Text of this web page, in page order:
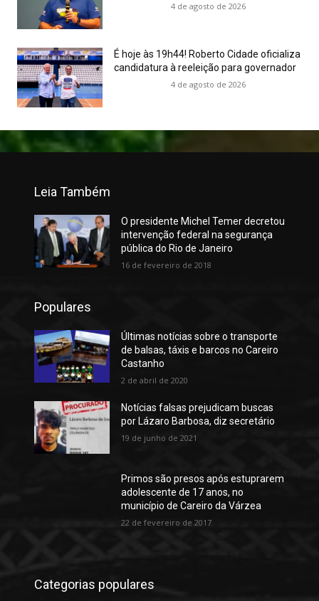
4 de agosto de 2026
É hoje às 19h44! Roberto Cidade oficializa
candidatura à reeleição para governador
4 de agosto de 2026
Leia Também
O presidente Michel Temer decretou
intervenção federal na segurança
pública do Rio de Janeiro
16 de fevereiro de 2018
Populares
Últimas notícias sobre o transporte
de balsas, táxis e barcos no Careiro
Castanho
2 de abril de 2020
Notícias falsas prejudicam buscas
por Lázaro Barbosa, diz secretário
19 de junho de 2021
Primos são presos após estuprarem
adolescente de 17 anos, no
município de Careiro da Várzea
22 de fevereiro de 2017
Categorias populares